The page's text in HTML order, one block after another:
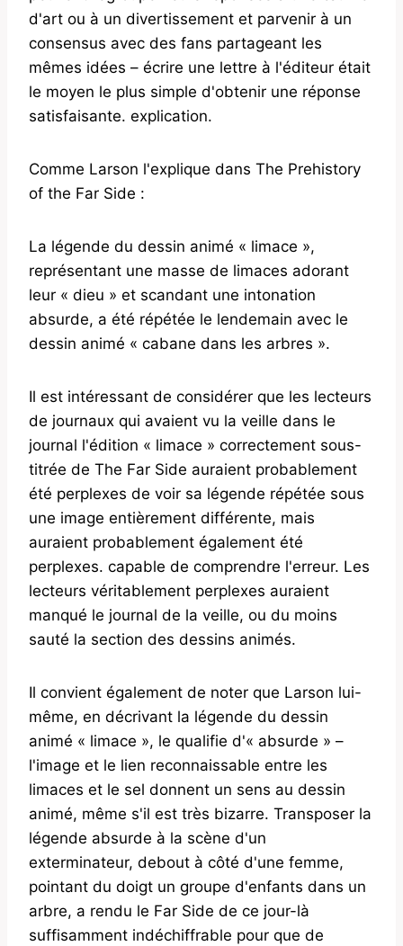
d'art ou à un divertissement et parvenir à un
consensus avec des fans partageant les
mêmes idées – écrire une lettre à l'éditeur était
le moyen le plus simple d'obtenir une réponse
satisfaisante. explication.
Comme Larson l'explique dans The Prehistory
of the Far Side :
La légende du dessin animé « limace »,
représentant une masse de limaces adorant
leur « dieu » et scandant une intonation
absurde, a été répétée le lendemain avec le
dessin animé « cabane dans les arbres ».
Il est intéressant de considérer que les lecteurs
de journaux qui avaient vu la veille dans le
journal l'édition « limace » correctement sous-
titrée de The Far Side auraient probablement
été perplexes de voir sa légende répétée sous
une image entièrement différente, mais
auraient probablement également été
perplexes. capable de comprendre l'erreur. Les
lecteurs véritablement perplexes auraient
manqué le journal de la veille, ou du moins
sauté la section des dessins animés.
Il convient également de noter que Larson lui-
même, en décrivant la légende du dessin
animé « limace », le qualifie d'« absurde » –
l'image et le lien reconnaissable entre les
limaces et le sel donnent un sens au dessin
animé, même s'il est très bizarre. Transposer la
légende absurde à la scène d'un
exterminateur, debout à côté d'une femme,
pointant du doigt un groupe d'enfants dans un
arbre, a rendu le Far Side de ce jour-là
suffisamment indéchiffrable pour que de